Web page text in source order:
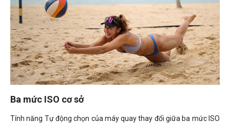
Ba mức ISO cơ sở
Tính năng Tự động chọn của máy quay thay đổi giữa ba mức ISO